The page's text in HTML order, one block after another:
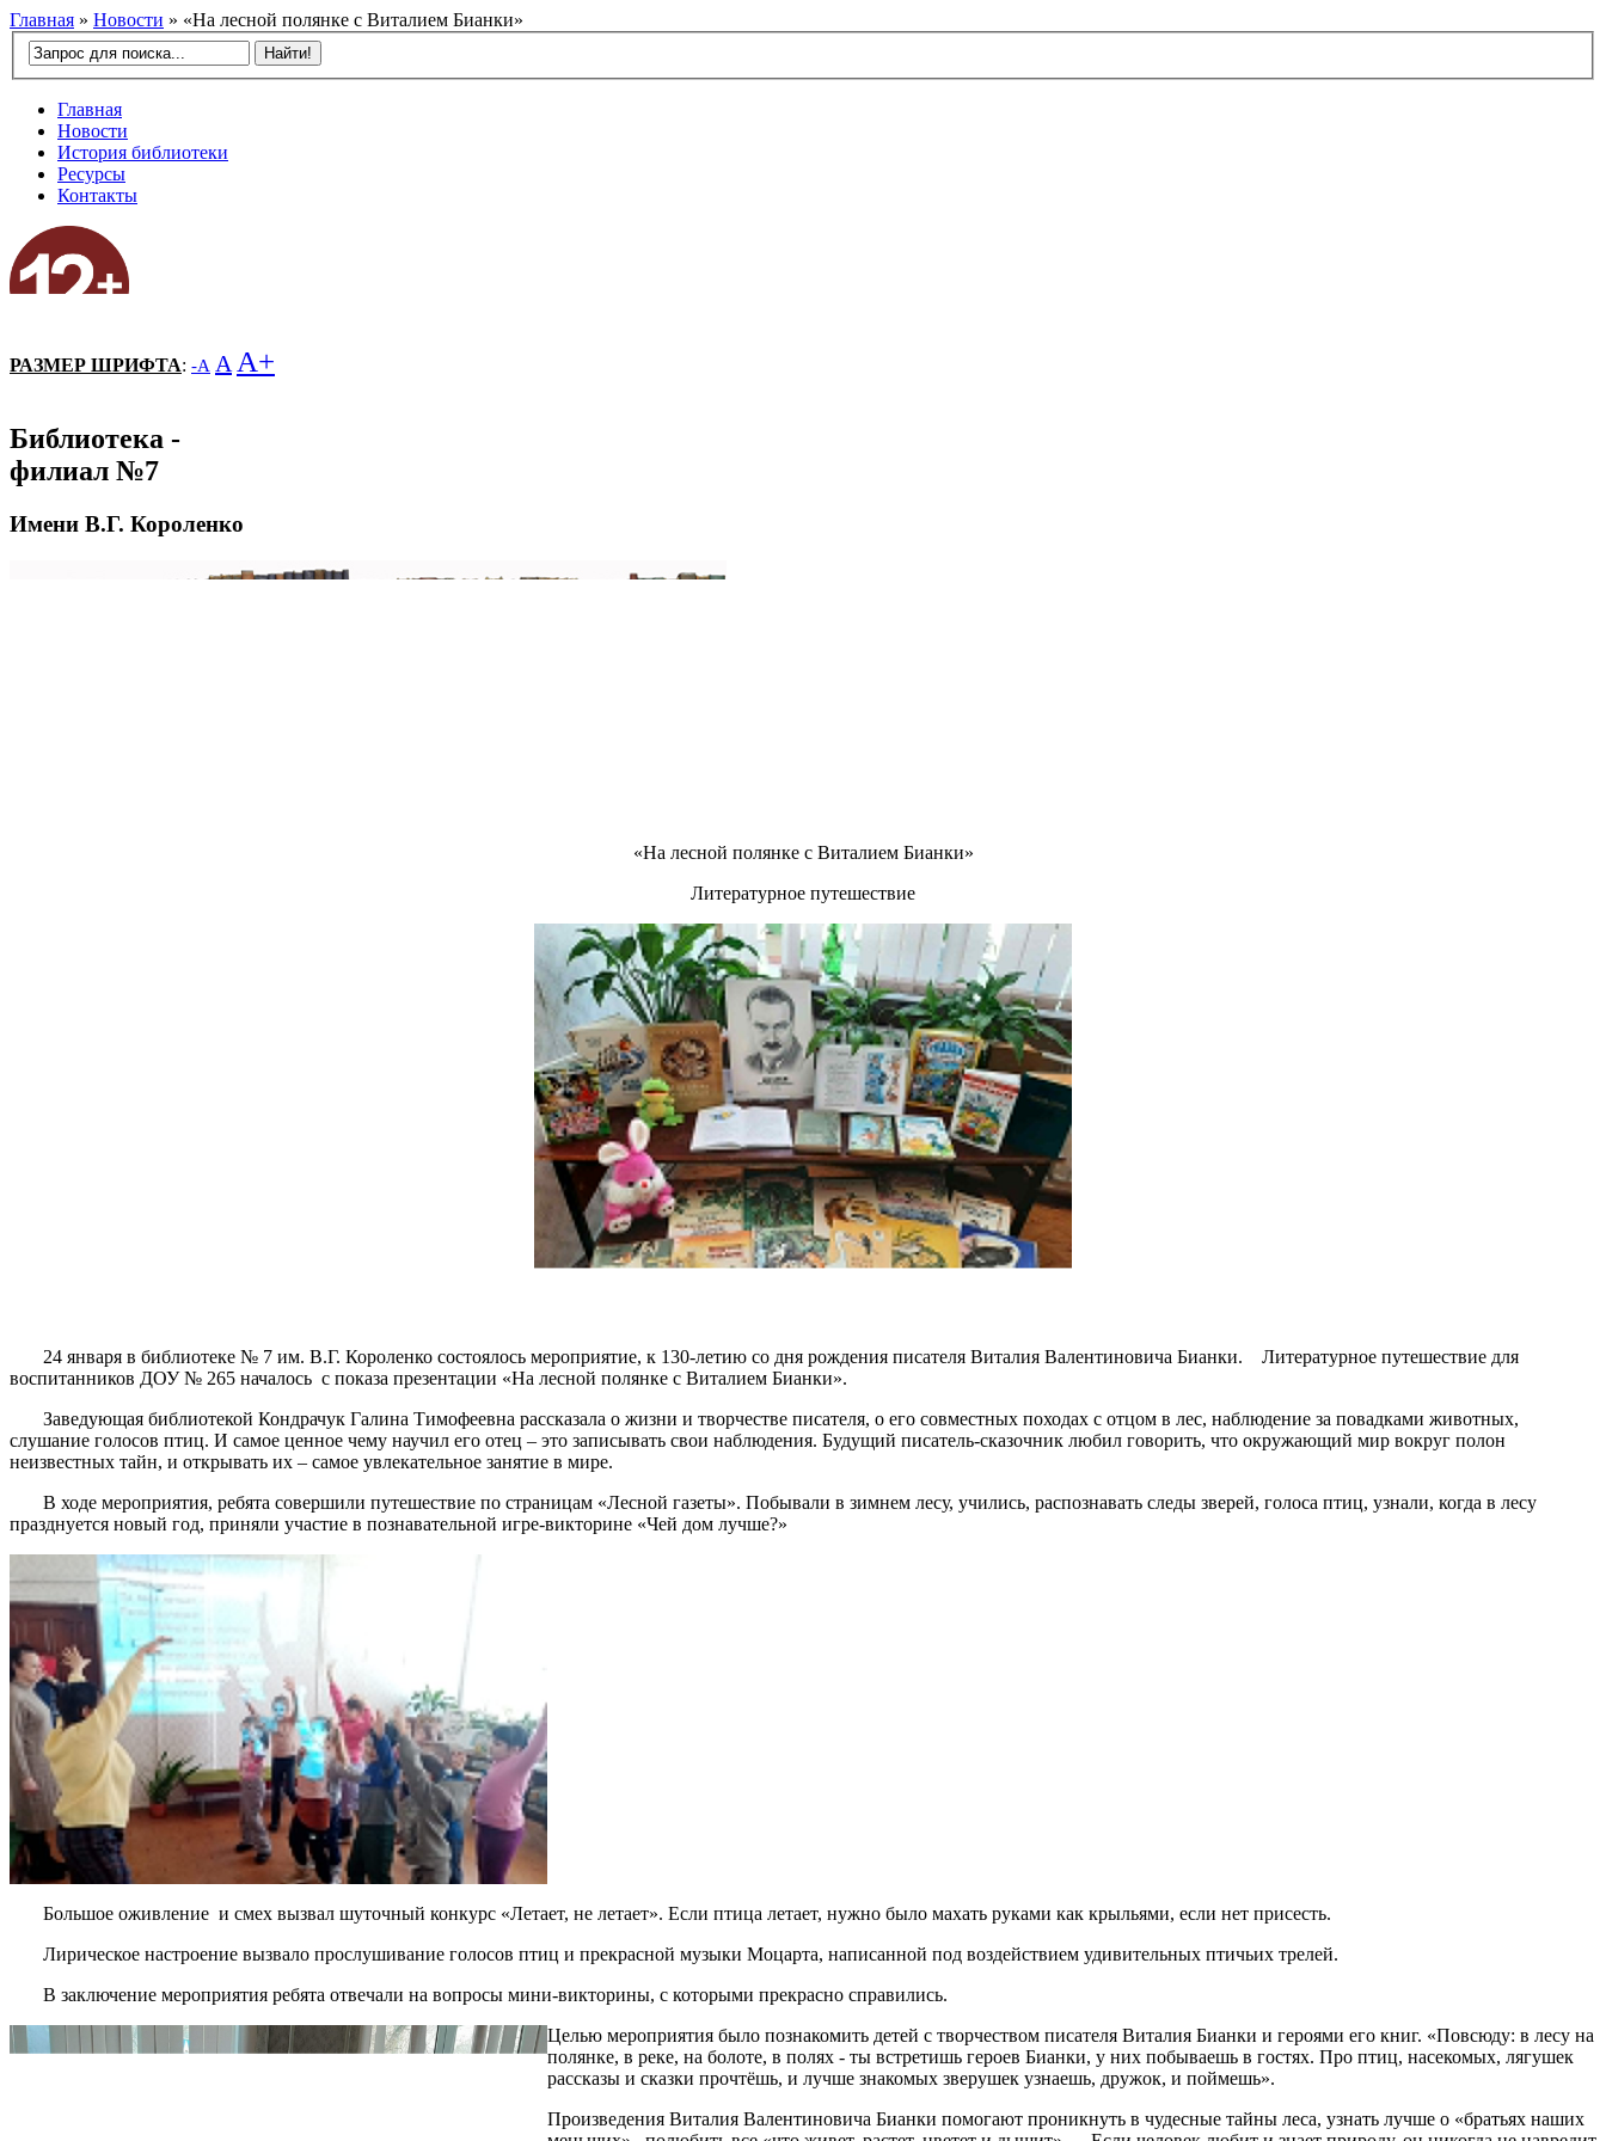
Главная » Новости » «На лесной полянке с Виталием Бианки»
Главная
Новости
История библиотеки
Ресурсы
Контакты
РАЗМЕР ШРИФТА: -A A A+
Библиотека -
филиал №7
Имени В.Г. Короленко
«На лесной полянке с Виталием Бианки»
Литературное путешествие
24 января в библиотеке № 7 им. В.Г. Короленко состоялось мероприятие, к 130-летию со дня рождения писателя Виталия Валентиновича Бианки. Литературное путешествие для
воспитанников ДОУ № 265 началось с показа презентации «На лесной полянке с Виталием Бианки».
Заведующая библиотекой Кондрачук Галина Тимофеевна рассказала о жизни и творчестве писателя, о его совместных походах с отцом в лес, наблюдение за повадками животных,
слушание голосов птиц. И самое ценное чему научил его отец – это записывать свои наблюдения. Будущий писатель-сказочник любил говорить, что окружающий мир вокруг полон
неизвестных тайн, и открывать их – самое увлекательное занятие в мире.
В ходе мероприятия, ребята совершили путешествие по страницам «Лесной газеты». Побывали в зимнем лесу, учились, распознавать следы зверей, голоса птиц, узнали, когда в лесу
празднуется новый год, приняли участие в познавательной игре-викторине «Чей дом лучше?»
Большое оживление и смех вызвал шуточный конкурс «Летает, не летает». Если птица летает, нужно было махать руками как крыльями, если нет присесть.
Лирическое настроение вызвало прослушивание голосов птиц и прекрасной музыки Моцарта, написанной под воздействием удивительных птичьих трелей.
В заключение мероприятия ребята отвечали на вопросы мини-викторины, с которыми прекрасно справились.
Целью мероприятия было познакомить детей с творчеством писателя Виталия Бианки и героями его книг. «Повсюду: в лесу на
полянке, в реке, на болоте, в полях - ты встретишь героев Бианки, у них побываешь в гостях. Про птиц, насекомых, лягушек
рассказы и сказки прочтёшь, и лучше знакомых зверушек узнаешь, дружок, и поймешь».
Произведения Виталия Валентиновича Бианки помогают проникнуть в чудесные тайны леса, узнать лучше о «братьях наших